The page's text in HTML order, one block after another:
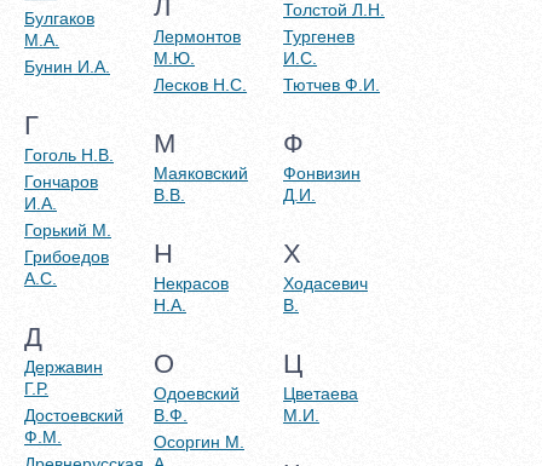
Булгаков
М.А.
Бунин И.А.
Г
Гоголь Н.В.
Гончаров
И.А.
Горький М.
Грибоедов
А.С.
Д
Державин
Г.Р.
Достоевский
Ф.М.
Л
Лермонтов
М.Ю.
Лесков Н.С.
М
Маяковский
В.В.
Н
Некрасов
Н.А.
О
Одоевский
В.Ф.
Осоргин М.
Толстой Л.Н.
Тургенев
И.С.
Тютчев Ф.И.
Ф
Фонвизин
Д.И.
Х
Ходасевич
В.
Ц
Цветаева
М.И.